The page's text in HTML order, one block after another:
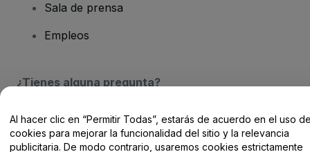
Sala de prensa
Empleos
¿Tienes alguna pregunta?
Centro de Ayuda / Contacto
Al hacer clic en “Permitir Todas”, estarás de acuerdo en el uso
cookies para mejorar la funcionalidad del sitio y la relevancia
publicitaria. De modo contrario, usaremos cookies estrictamente